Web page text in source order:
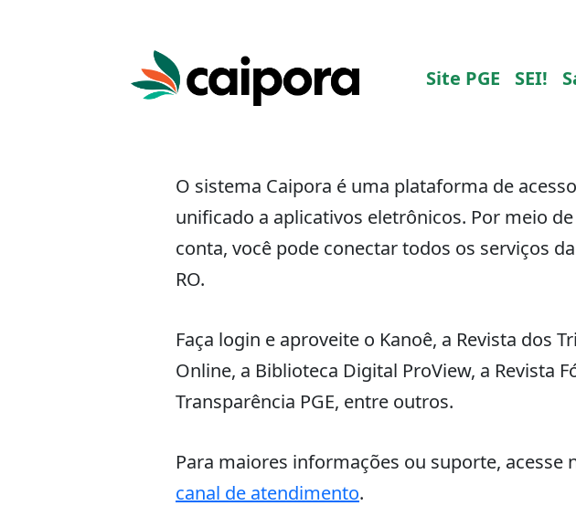
Site PGE SEI!
O sistema Caipora é uma plataforma de acesso
unificado a aplicativos eletrônicos. Por meio
conta, você pode conectar todos os serviços da
RO.
Faça login e aproveite o Kanoê, a Revista dos
Online, a Biblioteca Digital ProView, a Revista
Transparência PGE, entre outros.
Para maiores informações ou suporte, acesse
canal de atendimento.